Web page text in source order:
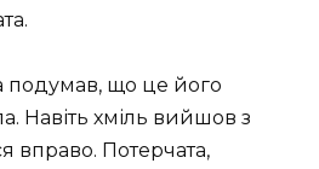
подумав, що це його
Навіть хміль вийшов з
вправо. Потерчата,